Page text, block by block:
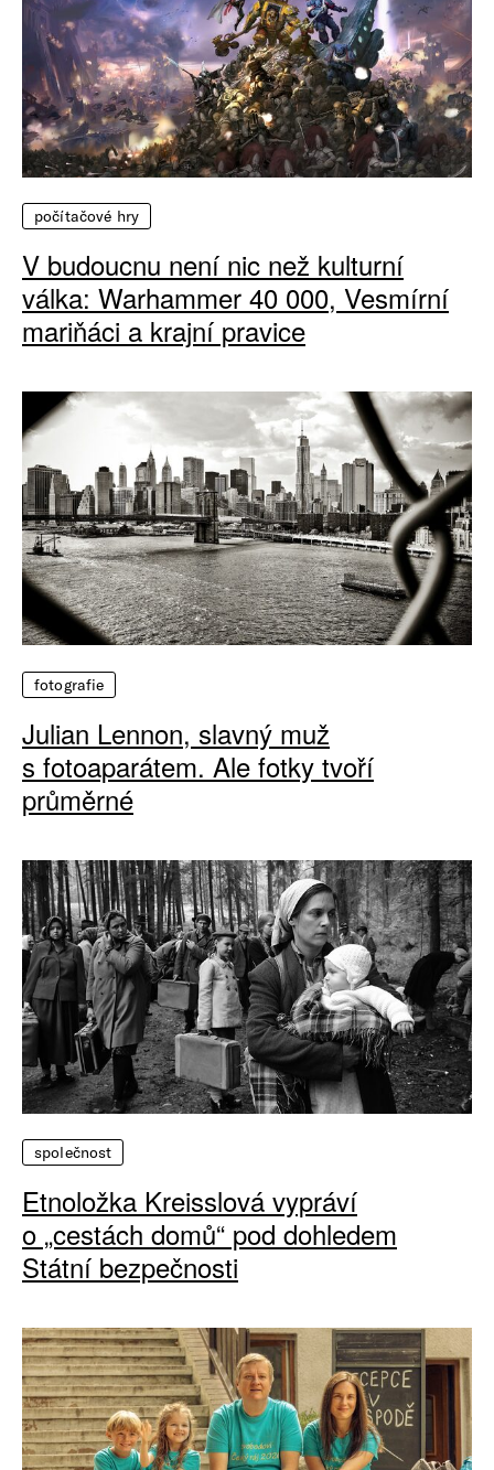
počítačové hry
V budoucnu není nic než kulturní
válka: Warhammer 40 000, Vesmírní
mariňáci a krajní pravice
fotografie
Julian Lennon, slavný muž
s fotoaparátem. Ale fotky tvoří
průměrné
společnost
Etnoložka Kreisslová vypráví
o „cestách domů“ pod dohledem
Státní bezpečnosti